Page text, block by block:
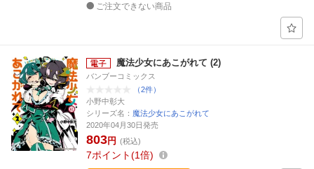
ご注文できない商品
魔法少女にあこがれて (2)
バンブーコミックス
（2件）
小野中彰大
シリーズ名： 魔法少女にあこがれて
2020年04月30日発売
803円 (税込)
7ポイント 1倍